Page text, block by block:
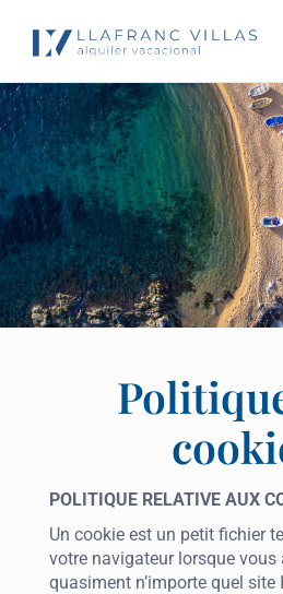
POLITIQUE RELATIVE AUX
Un cookie est un petit fichier
votre navigateur lorsque vous
quasiment n’importe quel site